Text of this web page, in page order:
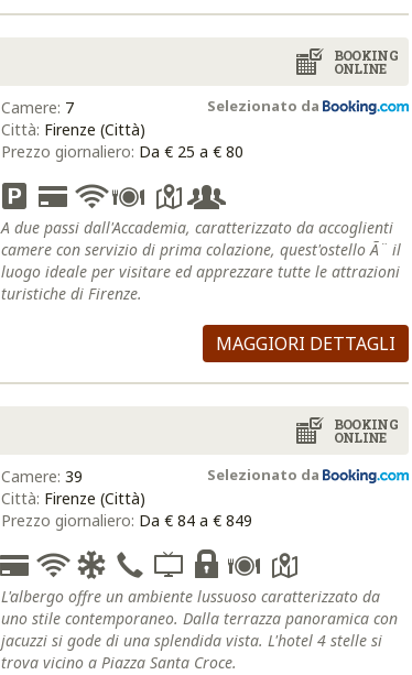
BOOKING
ONLINE
Selezionato da
Camere: 7
Città: Firenze (Città)
Prezzo giornaliero: Da € 25 a € 80
A due passi dall'Accademia, caratterizzato da accoglienti
camere con servizio di prima colazione, quest'ostello Ã¨ il
luogo ideale per visitare ed apprezzare tutte le attrazioni
turistiche di Firenze.
MAGGIORI DETTAGLI
BOOKING
ONLINE
Selezionato da
Camere: 39
Città: Firenze (Città)
Prezzo giornaliero: Da € 84 a € 849
L'albergo offre un ambiente lussuoso caratterizzato da
uno stile contemporaneo. Dalla terrazza panoramica con
jacuzzi si gode di una splendida vista. L'hotel 4 stelle si
trova vicino a Piazza Santa Croce.